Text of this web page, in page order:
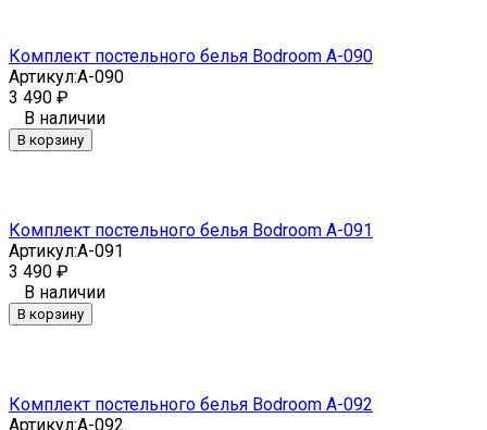
Комплект постельного белья Bodroom A-090
Артикул:A-090
3 490 ₽
В наличии
В корзину
Комплект постельного белья Bodroom A-091
Артикул:A-091
3 490 ₽
В наличии
В корзину
Комплект постельного белья Bodroom A-092
Артикул:A-092